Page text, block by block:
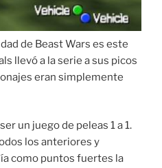
de Beast Wars es este
llevó a la serie a sus picos
eran simplemente
un juego de peleas 1 a 1.
los anteriores y
como puntos fuertes la